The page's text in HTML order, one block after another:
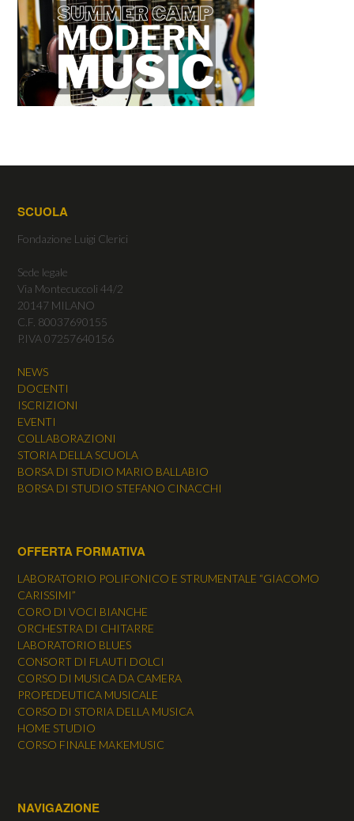
SCUOLA
Fondazione Luigi Clerici
Sede legale
Via Montecuccoli 44/2
20147 MILANO
C.F. 80037690155
P.IVA 07257640156
NEWS
DOCENTI
ISCRIZIONI
EVENTI
COLLABORAZIONI
STORIA DELLA SCUOLA
BORSA DI STUDIO MARIO BALLABIO
BORSA DI STUDIO STEFANO CINACCHI
OFFERTA FORMATIVA
LABORATORIO POLIFONICO E STRUMENTALE “GIACOMO
CARISSIMI”
CORO DI VOCI BIANCHE
ORCHESTRA DI CHITARRE
LABORATORIO BLUES
CONSORT DI FLAUTI DOLCI
CORSO DI MUSICA DA CAMERA
PROPEDEUTICA MUSICALE
CORSO DI STORIA DELLA MUSICA
HOME STUDIO
CORSO FINALE MAKEMUSIC
NAVIGAZIONE